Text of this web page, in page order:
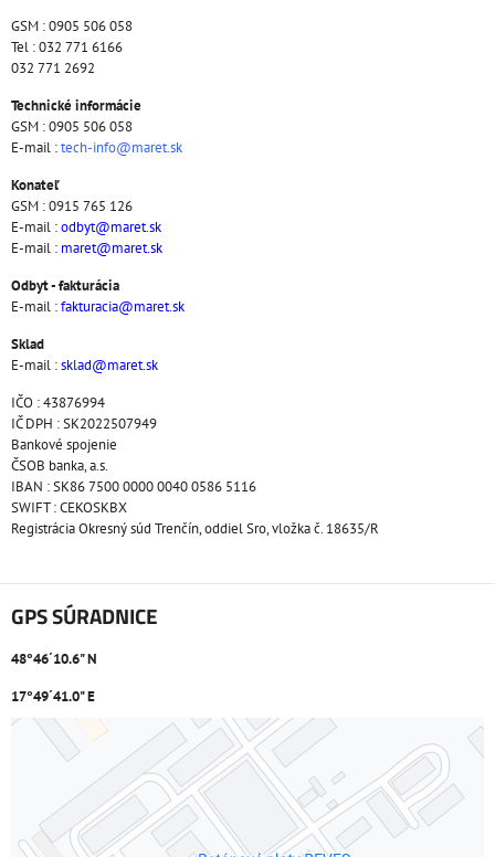
GSM : 0905 506 058
Tel : 032 771 6166
032 771 2692
Technické informácie
GSM : 0905 506 058
E-mail :tech-info@maret.sk
Konateľ
GSM : 0915 765 126
E-mail :odbyt@maret.sk
E-mail : maret@maret.sk
Odbyt - fakturácia
E-mail :fakturacia@maret.sk
Sklad
E-mail :sklad@maret.sk
IČO : 43876994
IČ DPH : SK2022507949
Bankové spojenie
ČSOB banka, a.s.
IBAN : SK86 7500 0000 0040 0586 5116
SWIFT : CEKOSKBX
Registrácia Okresný súd Trenčín, oddiel Sro, vložka č. 18635/R
GPS SÚRADNICE
48°46´10.6" N
17°49´41.0" E
Externý obsah je blokovaný Voľbami súkromia